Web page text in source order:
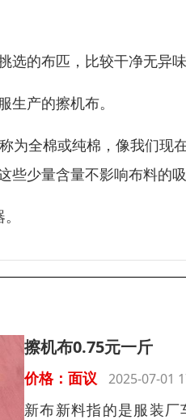
选的布匹，比较干净无异味
生产的擦机布。
为全棉或纯棉，像我们现
些少量含量不影响布料的吸
擦机布0.75元一斤
价格：面议 2025-07-01
新布新料指的是服装